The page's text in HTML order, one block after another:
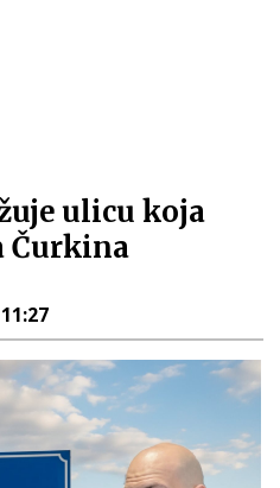
ulicu koja
Čurkina